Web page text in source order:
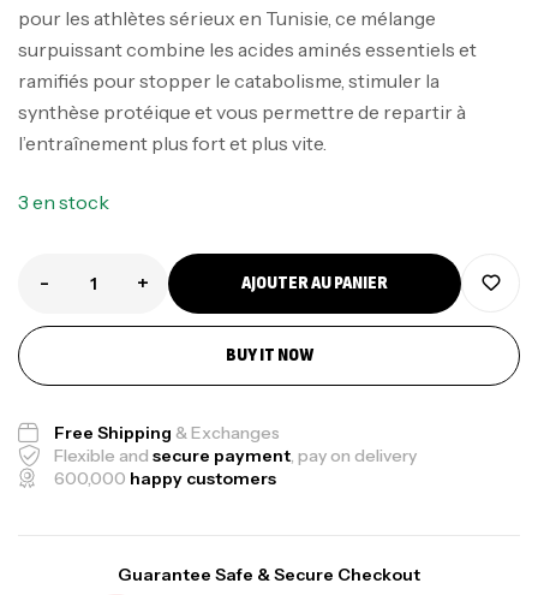
pour les athlètes sérieux en Tunisie, ce mélange
surpuissant combine les acides aminés essentiels et
ramifiés pour stopper le catabolisme, stimuler la
synthèse protéique et vous permettre de repartir à
l’entraînement plus fort et plus vite.
3 en stock
- + AJOUTER AU PANIER
BUY IT NOW
Free Shipping & Exchanges
Flexible and secure payment, pay on delivery
600,000 happy customers
Guarantee Safe & Secure Checkout